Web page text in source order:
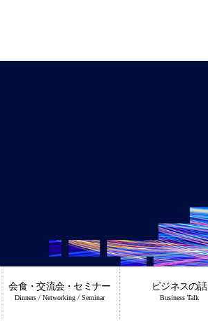
会食・交流会・セミナー
Dinners / Networking / Seminar
ビジネスの話
Business Talk